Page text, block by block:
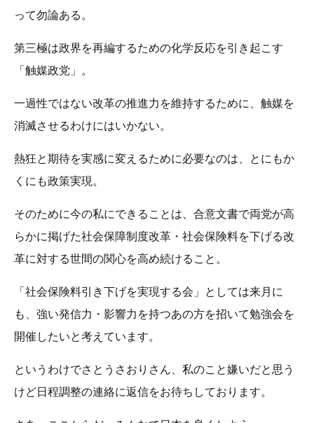
って勿論ある。
第三極は政界を再編するための化学反応を引き起こす
「触媒政党」。
一過性ではない改革の推進力を維持するために、触媒を
消滅させるわけにはいかない。
熱狂と期待を実感に変えるために必要なのは、とにもか
くにも政策実現。
そのために今の私にできることは、合意文書で両党が高
らかに掲げた社会保障制度改革・社会保険料を下げる改
革に対する世間の関心を高め続けること。
「社会保険料引き下げを実現する会」としては来月に
も、強い発信力・影響力を持つあの方を招いて勉強会を
開催したいと考えています。
というわけでさとうさおりさん、私のこと嫌いだと思う
けど日程調整の連絡に返信をお待ちしております。